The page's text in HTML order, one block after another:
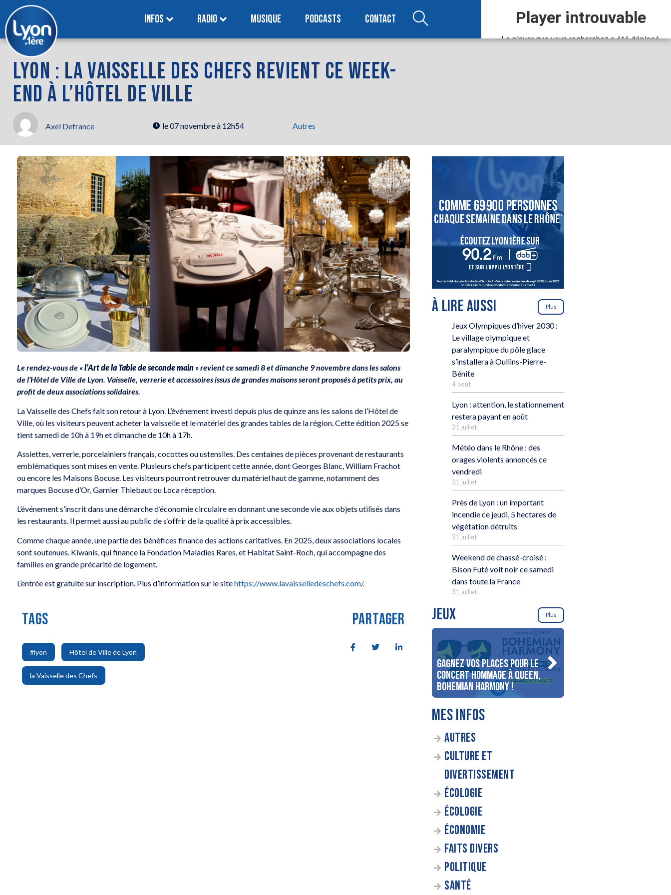
INFOS RADIO MUSIQUE PODCASTS CONTACT
LYON : LA VAISSELLE DES CHEFS REVIENT CE WEEK-
END À L’HÔTEL DE VILLE
Axel Defrance le07 novembre à 12h54 Autres
Le rendez-vous de «l’Art de la Table de seconde main » revient ce samedi 8 et dimanche 9 novembre dans les salons
de l’Hôtel de Ville de Lyon. Vaisselle, verrerie et accessoires issus de grandes maisons seront proposés à petits prix, au
profit de deux associations solidaires.
La Vaisselle des Chefs fait son retour à Lyon. L’événement investi depuis plus de quinze ans les salons de l’Hôtel de
Ville, où les visiteurs peuvent acheter la vaisselle et le matériel des grandes tables de la région. Cette édition 2025 se
tient samedi de 10h à 19h et dimanche de 10h à 17h.
Assiettes, verrerie, porcelainiers français, cocottes ou ustensiles. Des centaines de pièces provenant de restaurants
emblématiques sont mises en vente. Plusieurs chefs participent cette année, dont Georges Blanc, William Frachot
ou encore les Maisons Bocuse. Les visiteurs pourront retrouver du matériel haut de gamme, notamment des
marques Bocuse d’Or, Garnier Thiebaut ou Loca réception.
L’événement s’inscrit dans une démarche d’économie circulaire en donnant une seconde vie aux objets utilisés dans
les restaurants. Il permet aussi au public de s’offrir de la qualité à prix accessibles.
Comme chaque année, une partie des bénéfices finance des actions caritatives. En 2025, deux associations locales
sont soutenues. Kiwanis, qui finance la Fondation Maladies Rares, et Habitat Saint-Roch, qui accompagne des
familles en grande précarité de logement.
L’entrée est gratuite sur inscription. Plus d’information sur le sitehttps://www.lavaisselledeschefs.com/.
TAGS
#lyon
,
Hôtel de Ville de Lyon
la Vaisselle des Chefs
PARTAGER
À LIRE AUSSI Plus
Jeux Olympiques d’hiver 2030 :
Le village olympique et
paralympique du pôle glace
s’installera à Oullins-Pierre-
Bénite
4 août
Lyon : attention, le stationnement
restera payant en août
31 juillet
Météo dans le Rhône : des
orages violents annoncés ce
vendredi
31 juillet
Près de Lyon : un important
incendie ce jeudi, 5 hectares de
végétation détruits
31 juillet
Weekend de chassé-croisé :
Bison Futé voit noir ce samedi
dans toute la France
31 juillet
JEUX Plus
Gagnez vos places pour le
concert Hommage à Queen,
Bohemian Harmony !
MES INFOS
AUTRES
CULTURE ET
DIVERTISSEMENT
ÉCOLOGIE
ÉCOLOGIE
ÉCONOMIE
FAITS DIVERS
POLITIQUE
SANTÉ